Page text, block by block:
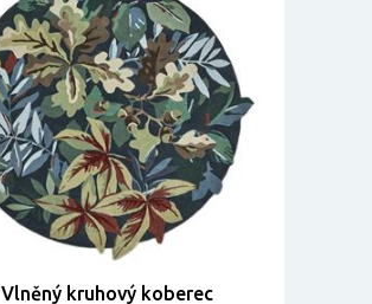
Vlněný kruhový koberec